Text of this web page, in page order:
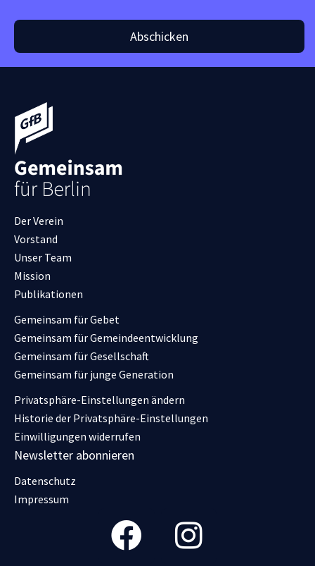
Abschicken
Der Verein
Vorstand
Unser Team
Mission
Publikationen
Gemeinsam für Gebet
Gemeinsam für Gemeindeentwicklung
Gemeinsam für Gesellschaft
Gemeinsam für junge Generation
Privatsphäre-Einstellungen ändern
Historie der Privatsphäre-Einstellungen
Einwilligungen widerrufen
Newsletter abonnieren
Datenschutz
Impressum